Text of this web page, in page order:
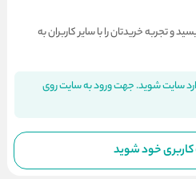
و تجربه خریدتان را با سایر کاربران به
سایت شوید. جهت ورود به سایت روی
خود شوید